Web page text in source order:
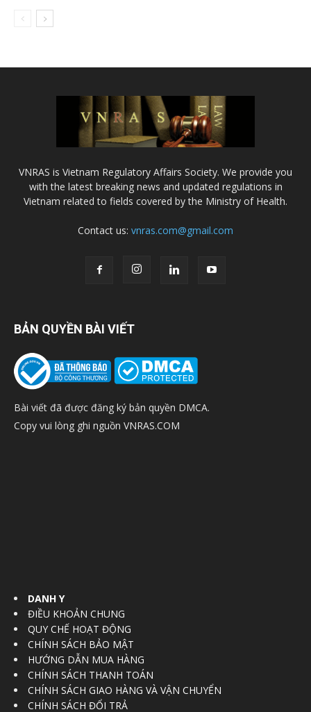
VNRAS is Vietnam Regulatory Affairs Society. We provide you
with the latest breaking news and updated regulations in
Vietnam related to fields covered by the Ministry of Health.
Contact us: vnras.com@gmail.com
BẢN QUYỀN BÀI VIẾT
Bài viết đã được đăng ký bản quyền DMCA.
Copy vui lòng ghi nguồn VNRAS.COM
DANH Y
ĐIỀU KHOẢN CHUNG
QUY CHẾ HOẠT ĐỘNG
CHÍNH SÁCH BẢO MẬT
HƯỚNG DẪN MUA HÀNG
CHÍNH SÁCH THANH TOÁN
CHÍNH SÁCH GIAO HÀNG VÀ VẬN CHUYỂN
CHÍNH SÁCH ĐỔI TRẢ